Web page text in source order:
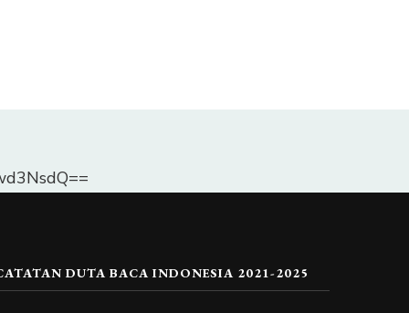
DUTA BACA INDONESIA 2021-2025